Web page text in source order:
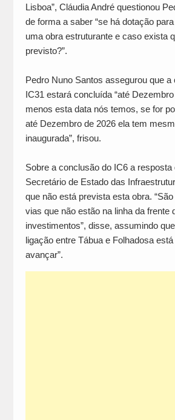
Lisboa”, Cláudia André questionou
de forma a saber “se há dotação
uma obra estruturante e caso exista
previsto?”.
Pedro Nuno Santos assegurou que a
IC31 estará concluída “até
menos esta data nós temos, se for
até Dezembro de 2026 ela tem
inaugurada”, frisou.
Sobre a conclusão do IC6 a resposta
Secretário de Estado das
que não está prevista esta obra.
vias que não estão na linha da frente
investimentos”, disse, assumindo
ligação entre Tábua e Folhadosa
avançar”.